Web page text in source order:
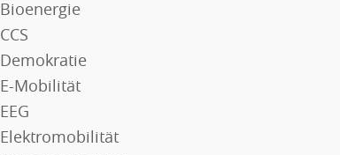
Bioenergie
CCS
Demokratie
E-Mobilität
EEG
Elektromobilität